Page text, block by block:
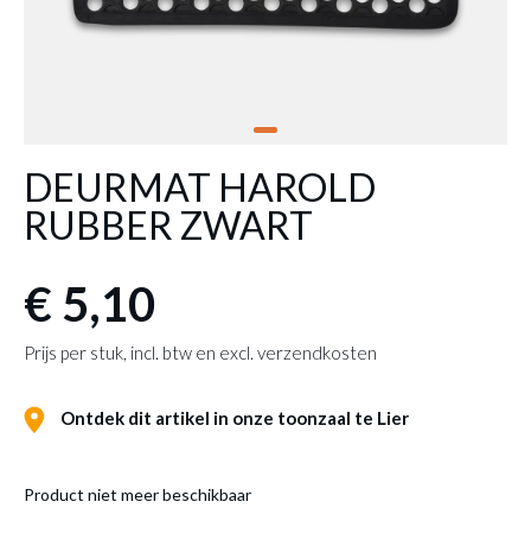
DEURMAT HAROLD
RUBBER ZWART
€ 5,10
Prijs per stuk, incl. btw en excl. verzendkosten
Ontdek dit artikel in onze toonzaal te Lier
Product niet meer beschikbaar